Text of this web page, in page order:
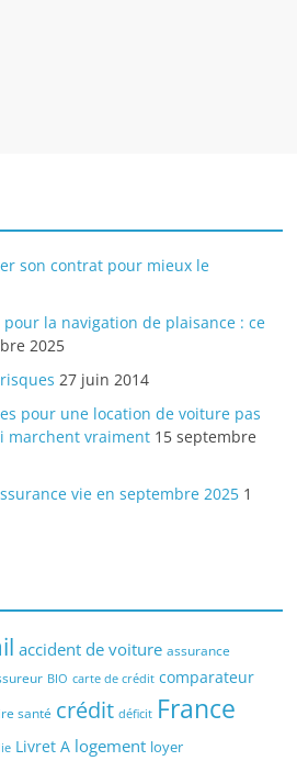
son contrat pour mieux le
la navigation de plaisance : ce
2025
27 juin 2014
pour une location de voiture pas
marchent vraiment 15 septembre
vie en septembre 2025 1
accident de voiture assurance
BIO carte de crédit comparateur
santé crédit déficit France
Livret A logement loyer